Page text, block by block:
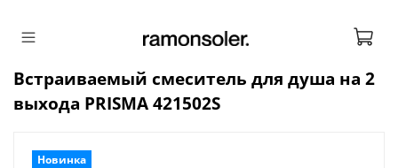
Новинка
Встраиваемый смеситель для душа на 2
выхода PRISMA 421502S